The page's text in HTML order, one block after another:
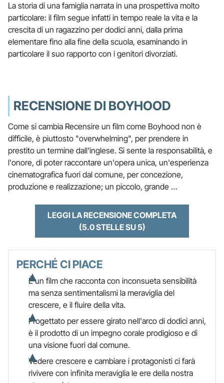
La storia di una famiglia narrata in una prospettiva molto
particolare: il film segue infatti in tempo reale la vita e la
crescita di un ragazzino per dodici anni, dalla prima
elementare fino alla fine della scuola, esaminando in
particolare il suo rapporto con i genitori divorziati.
RECENSIONE DI BOYHOOD
Come si cambia Recensire un film come Boyhood non è
difficile, è piuttosto "overwhelming", per prendere in
prestito un termine dall'inglese. Si sente la responsabilità, e
l'onore, di poter raccontare un'opera unica, un'esperienza
cinematografica fuori dal comune, per concezione,
produzione e realizzazione; un piccolo, grande …
LEGGI LA RECENSIONE COMPLETA
(5.0 STELLE SU 5)
PERCHÉ CI PIACE
È un film che racconta con inconsueta sensibilità
ma senza sentimentalismi la meraviglia del
crescere, e il fluire della vita.
Progettato per essere girato nell'arco di dodici anni,
è il prodotto di un impegno corale prodigioso e di
una visione fuori dal comune.
Vedere crescere e cambiare i protagonisti ci farà
rivivere con infinita meraviglia le ere della nostra